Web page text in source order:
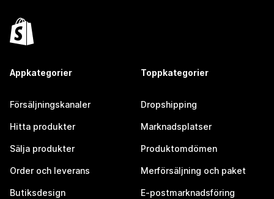
Appkategorier
Försäljningskanaler
Hitta produkter
Sälja produkter
Order och leverans
Butiksdesign
Toppkategorier
Dropshipping
Marknadsplatser
Produktomdömen
Merförsäljning och paket
E-postmarknadsföring